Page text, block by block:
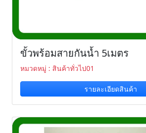
ขั้วพร้อมสายกันน้ำ 5เมตร
หมวดหมู่ : สินค้าทั่วไป01
รายละเอียดสินค้า